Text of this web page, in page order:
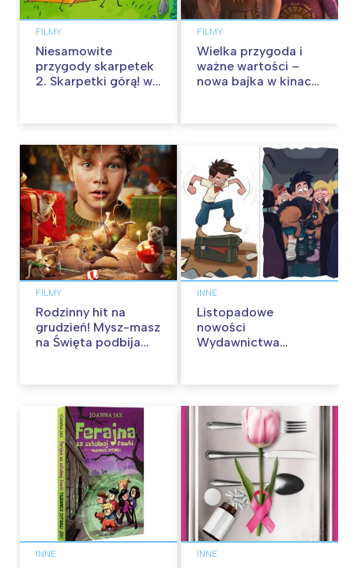
FILMY
Niesamowite
przygody skarpetek
2. Skarpetki górą! w
FILMY
Wielka przygoda i
ważne wartości –
nowa bajka w kinach
FILMY
Rodzinny hit na
grudzień! Mysz-masz
na Święta podbija
INNE
Listopadowe
nowości
Wydawnictwa
INNE INNE